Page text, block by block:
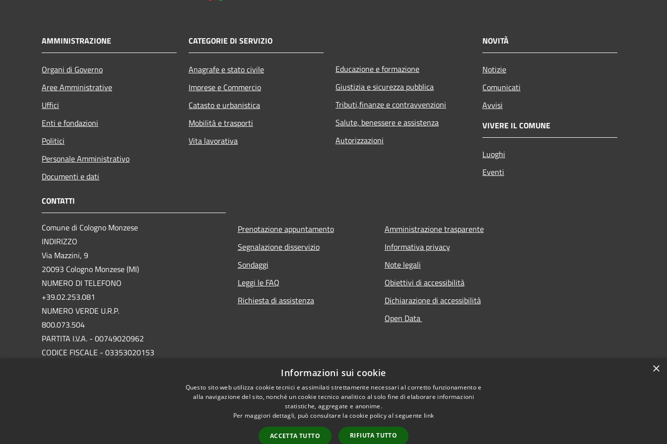
AMMINISTRAZIONE
Organi di Governo
Aree Amministrative
Uffici
Enti e fondazioni
Politici
Personale Amministrativo
Documenti e dati
CATEGORIE DI SERVIZIO
Anagrafe e stato civile
Imprese e Commercio
Catasto e urbanistica
Mobilità e trasporti
Vita lavorativa
Educazione e formazione
Giustizia e sicurezza pubblica
Tributi,finanze e contravvenzioni
Salute, benessere e assistenza
Autorizzazioni
NOVITÀ
Notizie
Comunicati
Avvisi
VIVERE IL COMUNE
Luoghi
Eventi
CONTATTI
Comune di Cologno Monzese
INDIRIZZO
Via Mazzini, 9
20093 Cologno Monzese (MI)
NUMERO DI TELEFONO
+39.02.253.081
NUMERO VERDE U.R.P.
800.073.504
PARTITA I.V.A. - 00749020962
CODICE FISCALE - 03353020153
Prenotazione appuntamento
Segnalazione disservizio
Sondaggi
Leggi le FAQ
Richiesta di assistenza
Amministrazione trasparente
Informativa privacy
Note legali
Obiettivi di accessibilità
Dichiarazione di accessibilità
Open Data
×
Informazioni sui cookie
Questo sito web utilizza cookie tecnici e assimilati strettamente necessari al corretto funzionamento e
alla navigazione del sito, nonché un cookie tecnico analitico al solo fine di elaborare informazioni
statistiche, aggregate e anonime.
Per maggiori dettagli, può consultare la cookie policy al seguente link
ACCETTA TUTTO RIFIUTA TUTTO